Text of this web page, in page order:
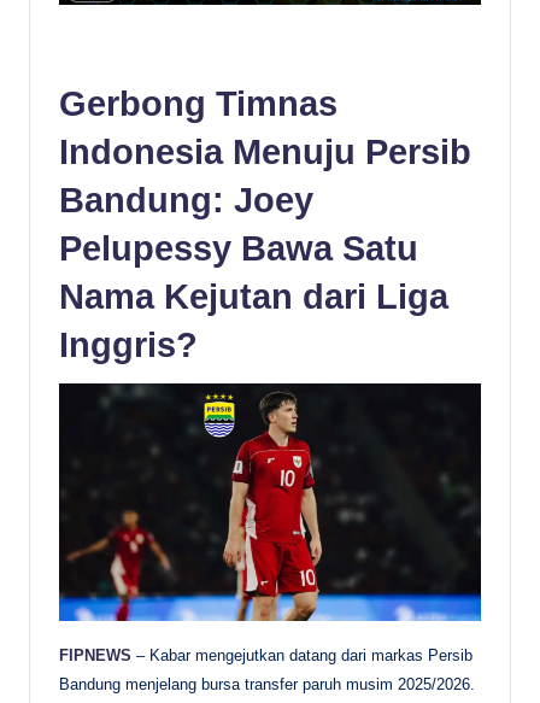
Gerbong Timnas
Indonesia Menuju Persib
Bandung: Joey
Pelupessy Bawa Satu
Nama Kejutan dari Liga
Inggris?
FIPNEWS – Kabar mengejutkan datang dari markas Persib
Bandung menjelang bursa transfer paruh musim 2025/2026.